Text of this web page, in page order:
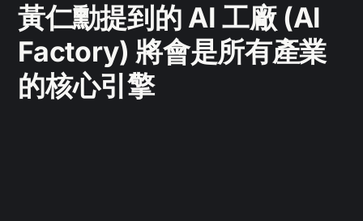
黃仁勳提到的 AI 工廠 (AI
Factory) 將會是所有產業
的核心引擎